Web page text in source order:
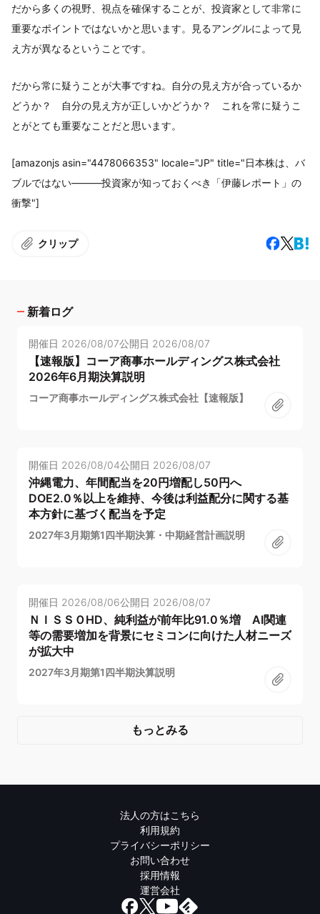
だから多くの視野、視点を確保することが、投資家として非常に
重要なポイントではないかと思います。見るアングルによって見
え方が異なるということです。
だから常に疑うことが大事ですね。自分の見え方が合っているか
どうか？ 自分の見え方が正しいかどうか？ これを常に疑うこ
とがとても重要なことだと思います。
[amazonjs asin="4478066353" locale="JP" title="日本株は、バ
ブルではない―――投資家が知っておくべき「伊藤レポート」の
衝撃"]
クリップ
新着ログ
開催日 2026/08/07公開日 2026/08/07
【速報版】コーア商事ホールディングス株式会社
2026年6月期決算説明
コーア商事ホールディングス株式会社【速報版】
開催日 2026/08/04公開日 2026/08/07
沖縄電力、年間配当を20円増配し50円へ
DOE2.0％以上を維持、今後は利益配分に関する基
本方針に基づく配当を予定
2027年3月期第1四半期決算・中期経営計画説明
開催日 2026/08/06公開日 2026/08/07
ＮＩＳＳＯHD、純利益が前年比91.0％増 AI関連
等の需要増加を背景にセミコンに向けた人材ニーズ
が拡大中
2027年3月期第1四半期決算説明
もっとみる
法人の方はこちら
利用規約
プライバシーポリシー
お問い合わせ
採用情報
運営会社